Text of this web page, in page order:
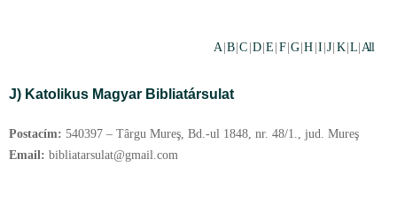
A B |C D |E F G |H I |J K |L All
J) Katolikus Magyar Bibliatársulat
Postacím: 540397 – Târgu Mureş, Bd.-ul 1848, nr. 48/1., jud. Mureş
Email: bibliatarsulat@gmail.com